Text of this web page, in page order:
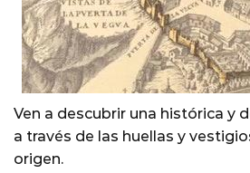
Ven a descubrir una histórica y
a través de las huellas y
origen.